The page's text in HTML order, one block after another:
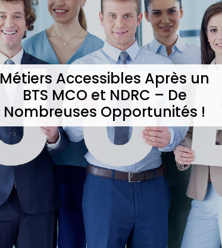
Métiers Accessibles Après un
BTS MCO et NDRC – De
Nombreuses Opportunités !